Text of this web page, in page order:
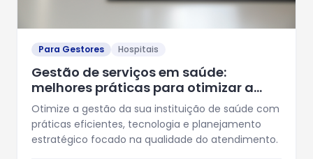
Para Gestores Hospitais
Gestão de serviços em saúde:
melhores práticas para otimizar a
qualidade e eficiência
Otimize a gestão da sua instituição de saúde com
práticas eficientes, tecnologia e planejamento
estratégico focado na qualidade do atendimento.